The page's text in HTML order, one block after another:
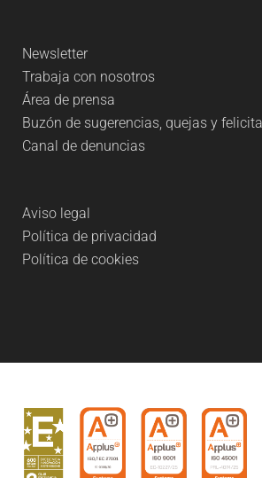
Newsletter
Trabaja con nosotros
Área de prensa
Buzón de sugerencias, quejas y
Canal de denuncias
Aviso legal
Política de privacidad
Política de cookies